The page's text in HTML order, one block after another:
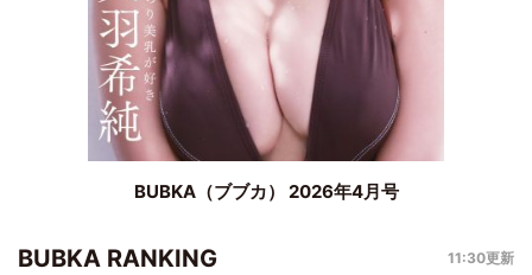
BUBKA（ブブカ） 2026年4月号
BUBKA RANKING 11:30更新